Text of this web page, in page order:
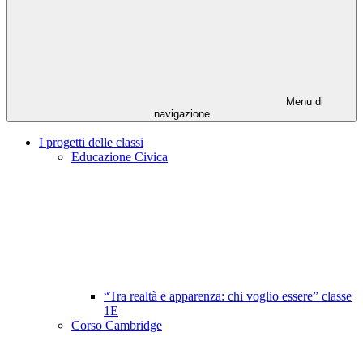
Menu di
navigazione
I progetti delle classi
Educazione Civica
“Tra realtà e apparenza: chi voglio essere” classe
1E
Corso Cambridge